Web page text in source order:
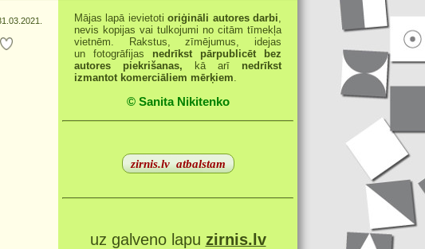
Mājas lapā ievietotioriģināli autores darbi,
nevis kopijas vai tulkojumi no citām tīmekļa
vietnēm. Rakstus, zīmējumus, idejas
un fotogrāfijas nedrīkst pārpublicēt bez
autores piekrišanas,
kā arī nedrīkst
izmantot komerciāliem mērķiem.
© Sanita Nikitenko
zirnis.lv atbalstam
uz galveno lapu zirnis.lv